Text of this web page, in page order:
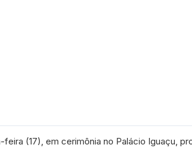
(17), em cerimônia no Palácio Iguaçu,